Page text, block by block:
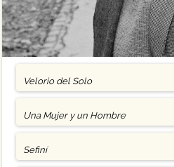
Velorio del Solo
Una Mujer y un Hombre
Sefiní